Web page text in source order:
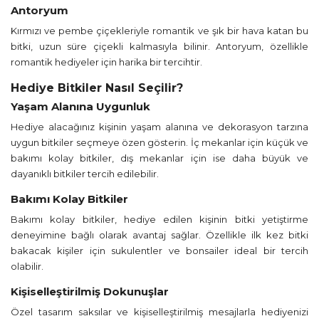
Antoryum
Kırmızı ve pembe çiçekleriyle romantik ve şık bir hava katan bu
bitki, uzun süre çiçekli kalmasıyla bilinir. Antoryum, özellikle
romantik hediyeler için harika bir tercihtir.
Hediye Bitkiler Nasıl Seçilir?
Yaşam Alanına Uygunluk
Hediye alacağınız kişinin yaşam alanına ve dekorasyon tarzına
uygun bitkiler seçmeye özen gösterin. İç mekanlar için küçük ve
bakımı kolay bitkiler, dış mekanlar için ise daha büyük ve
dayanıklı bitkiler tercih edilebilir.
Bakımı Kolay Bitkiler
Bakımı kolay bitkiler, hediye edilen kişinin bitki yetiştirme
deneyimine bağlı olarak avantaj sağlar. Özellikle ilk kez bitki
bakacak kişiler için sukulentler ve bonsailer ideal bir tercih
olabilir.
Kişiselleştirilmiş Dokunuşlar
Özel tasarım saksılar ve kişiselleştirilmiş mesajlarla hediyenizi